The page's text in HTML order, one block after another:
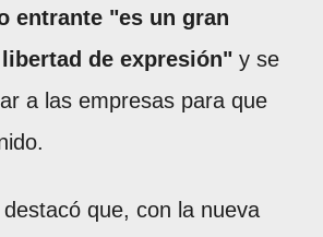
entrante "es un gran
de expresión" y se
a las empresas para que
que, con la nueva